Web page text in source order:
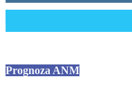
Prognoza ANM